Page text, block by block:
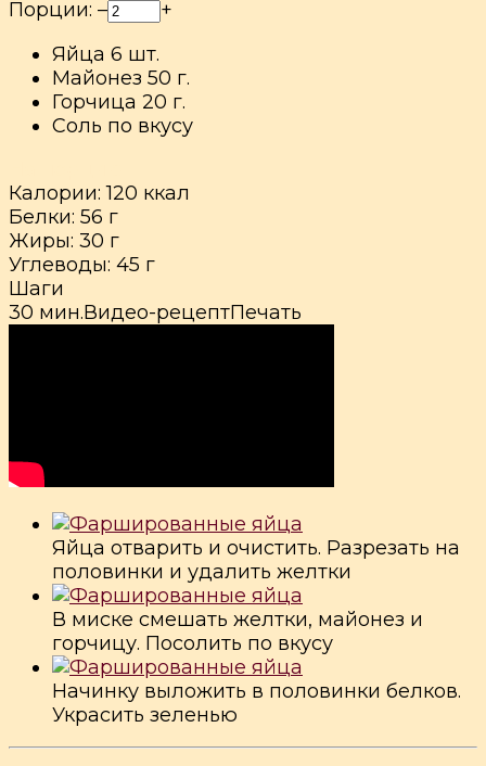
Порции: –
+
Яйца 6 шт.
Майонез 50 г.
Горчица 20 г.
Соль по вкусу
Калории: 120 ккал
Белки: 56 г
Жиры: 30 г
Углеводы: 45 г
Шаги
30 мин.Видео-рецептПечать
Яйца отварить и очистить. Разрезать на
половинки и удалить желтки
В миске смешать желтки, майонез и
горчицу. Посолить по вкусу
Начинку выложить в половинки белков.
Украсить зеленью